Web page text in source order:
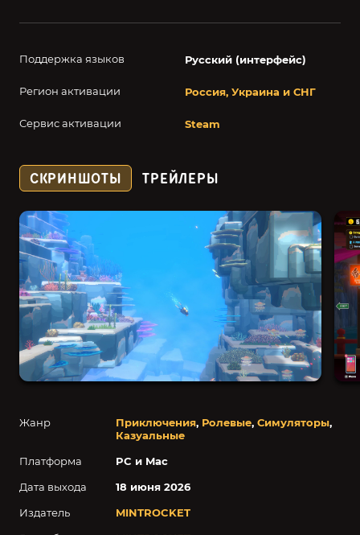
Поддержка языков Русский (интерфейс)
Регион активации Россия, Украина и СНГ
Сервис активации Steam
Жанр Приключения, Ролевые, Симуляторы,
Казуальные
Платформа
PC и Mac
Дата выхода
18 июня 2026
Издатель
MINTROCKET
СКРИНШОТЫ ТРЕЙЛЕРЫ